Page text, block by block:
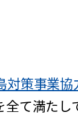
対策事業協
て満たし